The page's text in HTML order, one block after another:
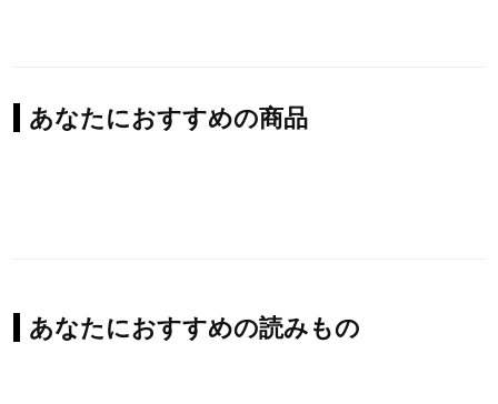
あなたにおすすめの商品
あなたにおすすめの読みもの